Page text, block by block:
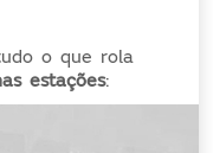
o que rola
estações: